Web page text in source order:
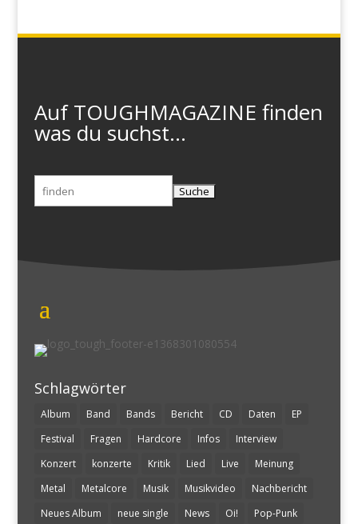
Auf TOUGHMAGAZINE finden
was du suchst...
Suchen
nach:
Schlagwörter
Album Band Bands Bericht CD Daten
EP
Festival
Fragen Hardcore Infos
Interview
Konzert
konzerte Kritik Lied Live
Meinung
Metal
Metalcore Musik Musikvideo
Nachbericht
Neues Album
neue single News Oi! Pop-Punk